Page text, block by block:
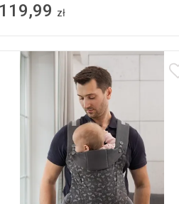
119,99 zł